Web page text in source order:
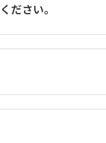
ださい。